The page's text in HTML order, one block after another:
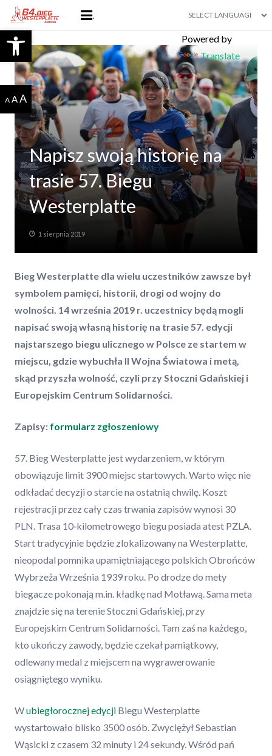
Otwórz pasek narzędzi
A AA
Powered by
Translate
.
DLA ZAWODNIKA
Koszulka 64 Biegu Westerplatte
WYNIKI
PARTNERZY I SPONSORZY
KONTAKT
DLA FIRM
Napisz swoją historię na
trasie 57. Biegu
Westerplatte
1 sierpnia 2019
Bieg Westerplatte dla wielu uczestników zawsze był
symbolem pamięci, historii, drogi od wojny do
wolności. 14 września 2019 r. uczestnicy będą mogli
napisać swoją własną historię na trasie 57. edycji
najstarszego biegu ulicznego w Polsce ze startem w
miejscu, gdzie wybuchła II Wojna Światowa i metą,
skąd przyszła wolność, czyli przy Stoczni Gdańskiej i
Europejskim Centrum Solidarności.
Zapisy: formularz zgłoszeniowy
57. Bieg Westerplatte jest wydarzeniem, w którym
obowiązuje limit 3900 miejsc startowych. Warto więc nie
odkładać decyzji o starcie na ostatnią chwilę. Koszt
rejestracji przez cały czas trwania zapisów wynosi 30
PLN. Trasa 10‑kilometrowego biegu posiada atest PZLA.
Start tradycyjnie będzie zlokalizowany na Westerplatte,
nieopodal pomnika upamiętniającego polskich Obrońców
Wybrzeża Września 1939 roku. Po drodze do mety
biegacze pokonają m.in. kładkę nad Motławą. Sama meta
znajdzie się na terenie Stoczni Gdańskiej, przy
Europejskim Centrum Solidarności. Tam zaś na każdego,
kto ukończy zawody, będzie czekał pamiątkowy,
odlewany medal z miejscem na wygrawerowanie
osiągniętego wyniku.
Wubiegłorocznej edycji Biegu Westerplatte
wystartowało blisko 3500 osób. Zwyciężył Sebastian
Wąsicki z czasem 32 minuty i 24 sekundy. Wśród pań